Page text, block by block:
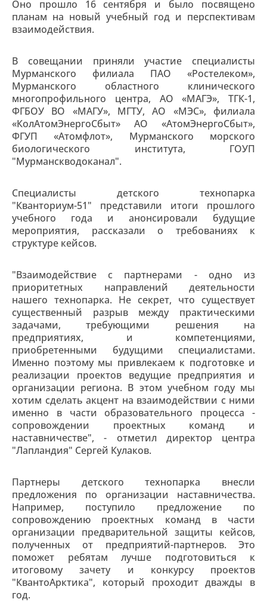
Оно прошло 16 сентября и было посвящено
планам на новый учебный год и перспективам
взаимодействия.
В совещании приняли участие специалисты
Мурманского филиала ПАО «Ростелеком»,
Мурманского областного клинического
многопрофильного центра, АО «МАГЭ», ТГК-1,
ФГБОУ ВО «МАГУ», МГТУ, АО «МЭС», филиала
«КолАтомЭнергоСбыт» АО «АтомЭнергоСбыт»,
ФГУП «Атомфлот», Мурманского морского
биологического института, ГОУП
"Мурманскводоканал".
Специалисты детского технопарка
"Кванториум-51" представили итоги прошлого
учебного года и анонсировали будущие
мероприятия, рассказали о требованиях к
структуре кейсов.
"Взаимодействие с партнерами - одно из
приоритетных направлений деятельности
нашего технопарка. Не секрет, что существует
существенный разрыв между практическими
задачами, требующими решения на
предприятиях, и компетенциями,
приобретенными будущими специалистами.
Именно поэтому мы привлекаем к подготовке и
реализации проектов ведущие предприятия и
организации региона. В этом учебном году мы
хотим сделать акцент на взаимодействии с ними
именно в части образовательного процесса -
сопровождении проектных команд и
наставничестве", - отметил директор центра
"Лапландия" Сергей Кулаков.
Партнеры детского технопарка внесли
предложения по организации наставничества.
Например, поступило предложение по
сопровождению проектных команд в части
организации предварительной защиты кейсов,
полученных от предприятий-партнеров. Это
поможет ребятам лучше подготовиться к
итоговому зачету и конкурсу проектов
"КвантоАрктика", который проходит дважды в
год.